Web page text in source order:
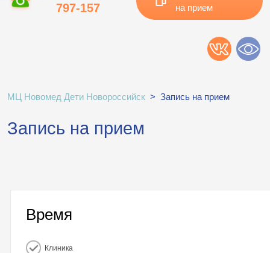
797-157
на прием
МЦ Новомед Дети Новороссийск > Запись на прием
Запись на прием
Время
Клиника